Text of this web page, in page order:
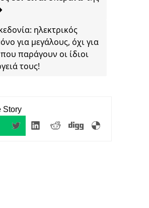
ηλεκτρικός
για μεγάλους, όχι για
παράγουν οι ίδιοι
τους!
Story